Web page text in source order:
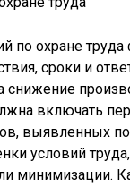
по охране труда
сроки и
снижение
включать
выявленных по
условий
минимизации.